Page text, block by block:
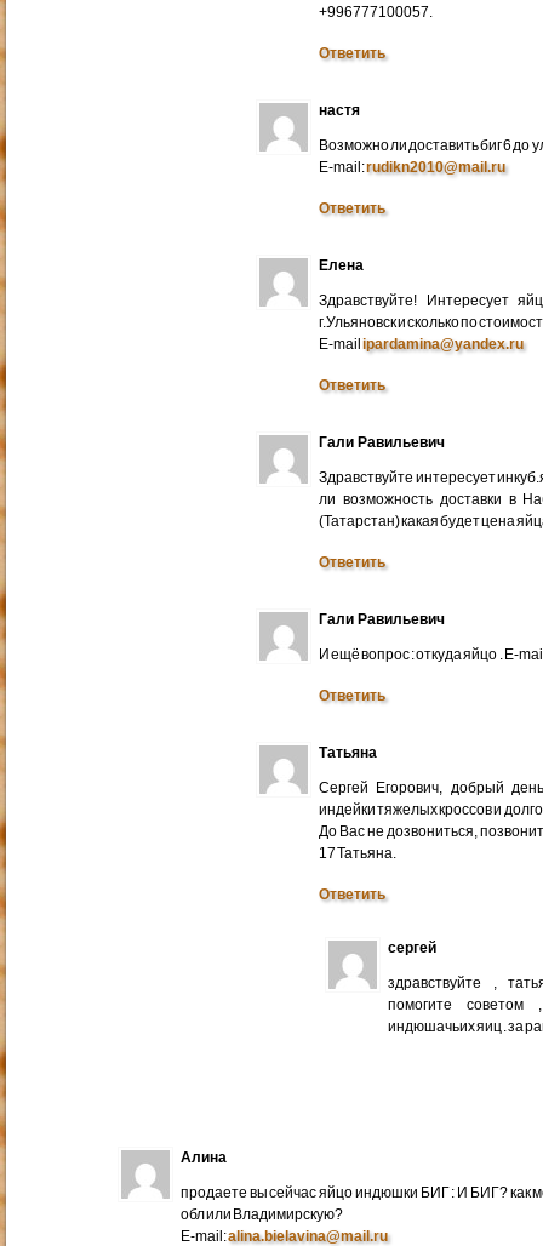
+996777100057.
Ответить
настя
Возможно ли доставить биг 6 до
E-mail:rudikn2010@mail.ru
Ответить
Елена
Здравствуйте! Интересует
г.Ульяновск и сколько по
E-mailipardamina@yandex.ru
Ответить
Гали Равильевич
Здравствуйте интересует
ли возможность доставки в
(Татарстан) какая будет цена
Ответить
Гали Равильевич
И ещё вопрос : откуда яйцо . E-
Ответить
Татьяна
Сергей Егорович, добрый
индейки тяжелых кроссов и
До Вас не дозвониться,
17 Татьяна.
Ответить
сергей
здравствуйте ,
помогите
индюшачьих яиц . за
Алина
продаете вы сейчас яйцо индюшки БИГ : И БИГ? как
обл или Владимирскую?
E-mail:alina.bielavina@mail.ru